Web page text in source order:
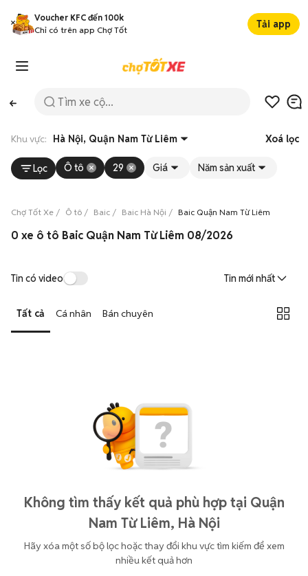
Voucher KFC đến 100k
Chỉ có trên app Chợ Tốt
Tải app
Khu vực: Hà Nội, Quận Nam Từ Liêm Xoá lọc
Lọc Ô tô 29 Giá Năm sản xuất
Chợ Tốt Xe Ô tô Baic Baic Hà Nội Baic Quận Nam Từ Liêm
0 xe ô tô Baic Quận Nam Từ Liêm 08/2026
Tin có video Tin mới nhất
Tất cả Cá nhân Bán chuyên
Không tìm thấy kết quả phù hợp tại Quận
Nam Từ Liêm, Hà Nội
Hãy xóa một số bộ lọc hoặc thay đổi khu vực tìm kiếm để xem
nhiều kết quả hơn